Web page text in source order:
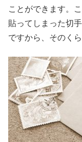
ことができます。
貼ってしまった切
ですから、そのく